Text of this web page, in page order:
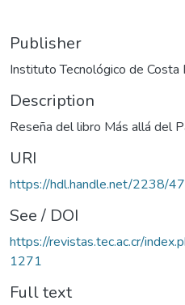
Publisher
Instituto Tecnológico de Costa
Description
Reseña del libro Más allá del
URI
https://hdl.handle.net/2238/
See / DOI
https://revistas.tec.ac.cr/
1271
Full text